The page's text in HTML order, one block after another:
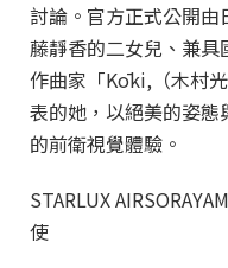
討論。官方正式公開
藤靜香的二女兒、兼
作曲家「Kōki,（木村
表的她，以絕美的姿態
的前衛視覺體驗。
STARLUX
使